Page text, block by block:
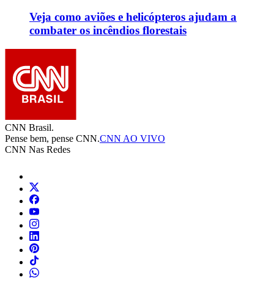
Veja como aviões e helicópteros ajudam a
combater os incêndios florestais
CNN Brasil.
Pense bem, pense CNN.CNN AO VIVO
CNN Nas Redes